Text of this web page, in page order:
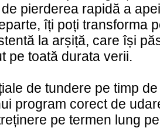
pierderea rapidă a
îți poți transforma
la arșiță, care își
pe toată durata verii.
de tundere pe timp
program corect de
pe termen lung